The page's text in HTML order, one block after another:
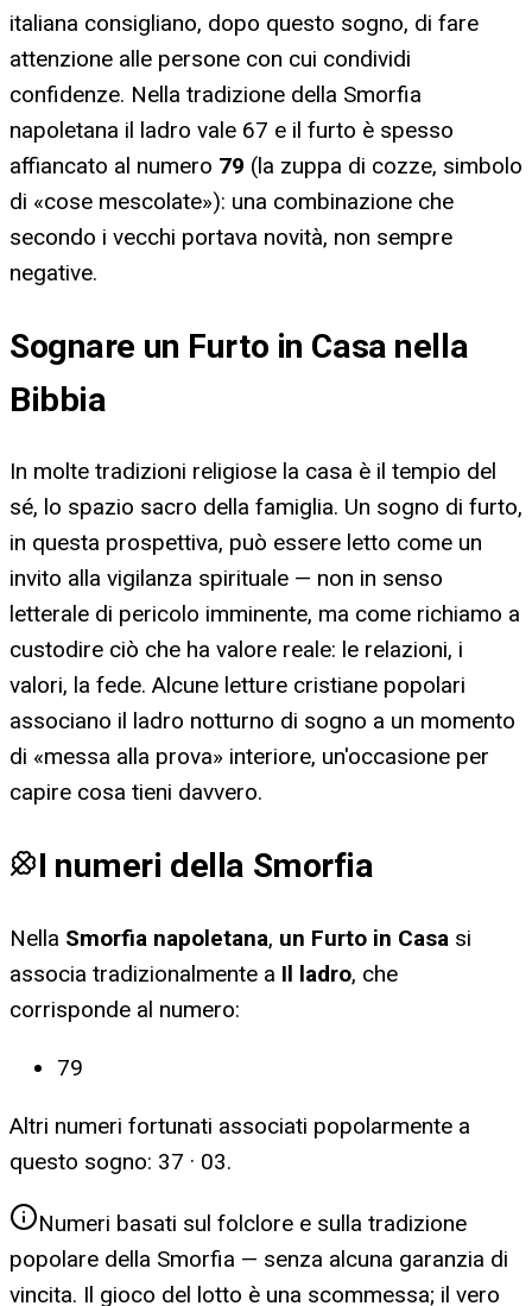
italiana consigliano, dopo questo sogno, di fare
attenzione alle persone con cui condividi
confidenze. Nella tradizione della Smorfia
napoletana il ladro vale 67 e il furto è spesso
affiancato al numero 79 (la zuppa di cozze, simbolo
di «cose mescolate»): una combinazione che
secondo i vecchi portava novità, non sempre
negative.
Sognare un Furto in Casa nella
Bibbia
In molte tradizioni religiose la casa è il tempio del
sé, lo spazio sacro della famiglia. Un sogno di furto,
in questa prospettiva, può essere letto come un
invito alla vigilanza spirituale — non in senso
letterale di pericolo imminente, ma come richiamo a
custodire ciò che ha valore reale: le relazioni, i
valori, la fede. Alcune letture cristiane popolari
associano il ladro notturno di sogno a un momento
di «messa alla prova» interiore, un'occasione per
capire cosa tieni davvero.
I numeri della Smorfia
Nella Smorfia napoletana, un Furto in Casa si
associa tradizionalmente a Il ladro, che
corrisponde al numero:
79
Altri numeri fortunati associati popolarmente a
questo sogno: 37 · 03.
Numeri basati sul folclore e sulla tradizione
popolare della Smorfia — senza alcuna garanzia di
vincita. Il gioco del lotto è una scommessa; il vero